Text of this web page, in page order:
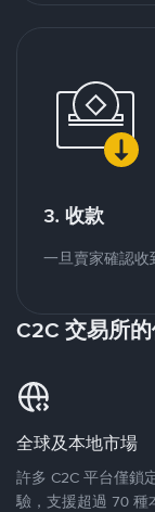
3. 收款
一旦賣家確認收
C2C 交易所
全球及本地市場
許多 C2C 平台僅鎖
驗，支援超過 70 種